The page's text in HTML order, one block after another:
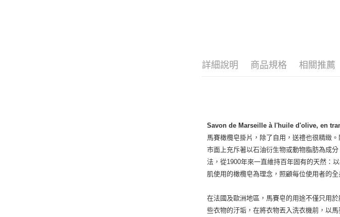
詳細說明 商品規格 相關推薦
Savon de Marseille à l'huile d'olive, en
馬賽橄欖皂掛片，除了自用，送禮也很精緻
巿面上充斥著以石油衍生物或動物脂肪為成
法，從1900年來一直維持百年固有的天然：
肌使用的橄欖皂為理念，照顧每位使用者的
在法國及歐洲地區，馬賽皂的用途不僅只用
些衣物的汙垢，在將衣物丟入洗衣機前，以